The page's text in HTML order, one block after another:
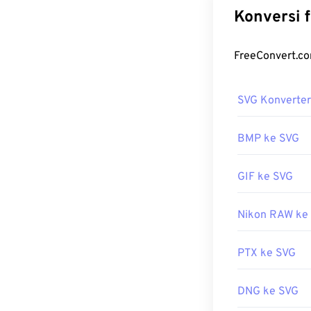
grafik vektor,
sesuai
SVG
Berkas SVG
editor teks
Anda dapat
Mengonversi
mengonversi
SVG Konverter
BMP ke SVG
GIF ke SVG
Nikon RAW ke
PTX ke SVG
DNG ke SVG